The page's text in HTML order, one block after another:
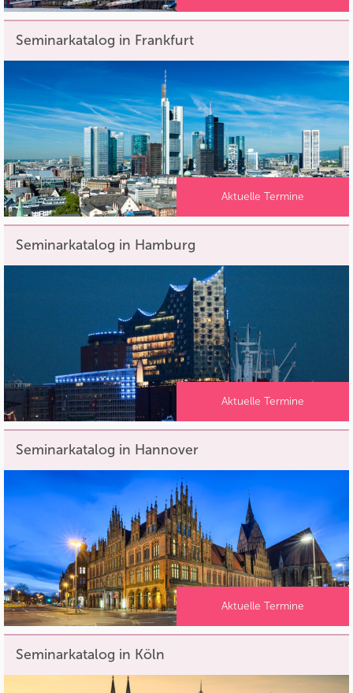
Seminarkatalog in Frankfurt
Aktuelle Termine
Seminarkatalog in Hamburg
Aktuelle Termine
Seminarkatalog in Hannover
Aktuelle Termine
Seminarkatalog in Köln